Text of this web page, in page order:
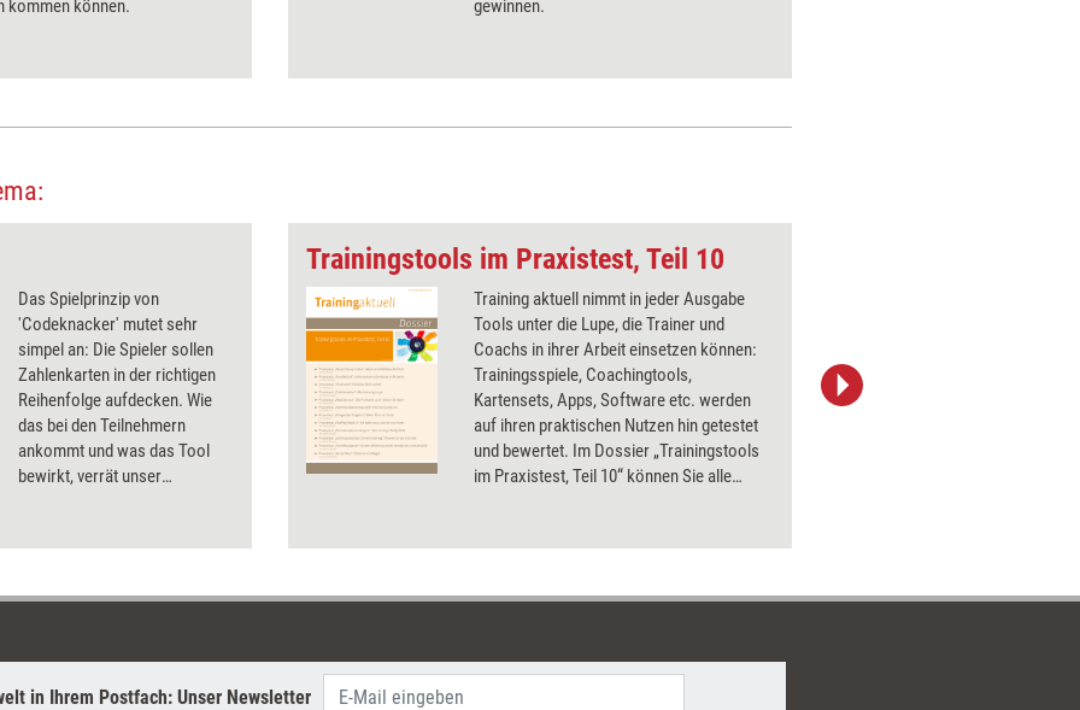
kommen können.
gewinnen.
Das Spielprinzip von
'Codeknacker' mutet sehr
simpel an: Die Spieler sollen
Zahlenkarten in der richtigen
Reihenfolge aufdecken. Wie
das bei den Teilnehmern
ankommt und was das Tool
bewirkt, verrät unser
Trainingstools im Praxistest, Teil 10
Training aktuell nimmt in jeder Ausgabe
Tools unter die Lupe, die Trainer und
Coachs in ihrer Arbeit einsetzen können:
Trainingsspiele, Coachingtools,
Kartensets, Apps, Software etc. werden
auf ihren praktischen Nutzen hin getestet
und bewertet. Im Dossier „Trainingstools
im Praxistest, Teil 10“ können Sie alle
in Ihrem Postfach: Unser Newsletter